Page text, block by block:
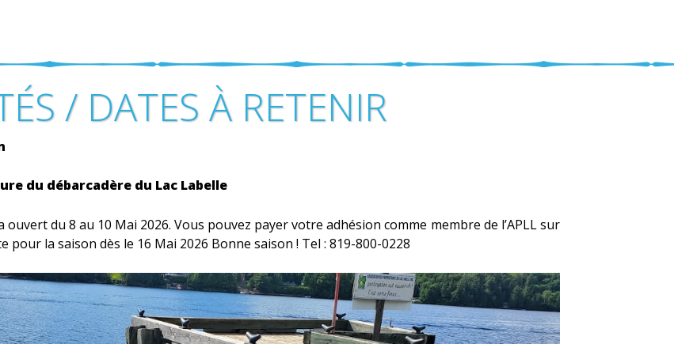
/ DATES À RETENIR
du débarcadère du Lac Labelle
ouvert du 8 au 10 Mai 2026. Vous pouvez payer votre adhésion comme membre de l’APLL sur
pour la saison dès le 16 Mai 2026 Bonne saison ! Tel : 819-800-0228